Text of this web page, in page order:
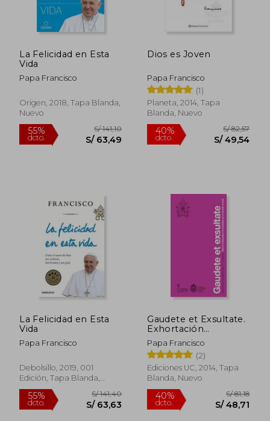
40%
dcto. dcto.
La Felicidad en Esta
Vida
Papa Francisco
Origen, 2018, Tapa Blanda,
Nuevo
Dios es Joven
Papa Francisco
(1)
Planeta, 2014, Tapa
Blanda, Nuevo
La Felicidad en Esta
Vida
Papa Francisco
Debolsillo, 2019, 001
Edición, Tapa Blanda,
Nuevo
Gaudete et Exsultate.
Exhortación
Apostólica de S. S.
Francisco
Papa Francisco
(2)
Ediciones UC, 2014, Tapa
Blanda, Nuevo